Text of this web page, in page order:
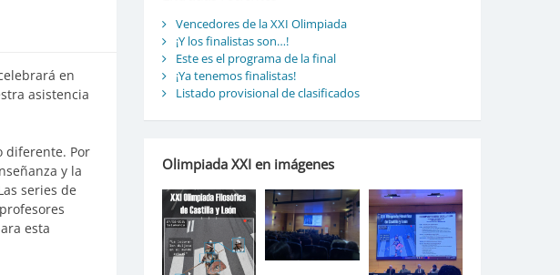
en
asistencia
diferente. Por
y la
series de
esta
Vencedores de la XXI Olimpiada
¡Y los finalistas son…!
Este es el programa de la final
¡Ya tenemos finalistas!
Listado provisional de clasificados
Olimpiada XXI en imágenes